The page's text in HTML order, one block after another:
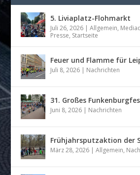
5. Liviaplatz-Flohmarkt
Juli 26, 2026 |Allgemein,
Presse, Startseite
Feuer und Flamme für
Juli 8, 2026 | Nachrichten
31. Großes
Juni 8, 2026 | Nachrichten
Frühjahrsputzaktion der
März 28, 2026 |Allgemein,